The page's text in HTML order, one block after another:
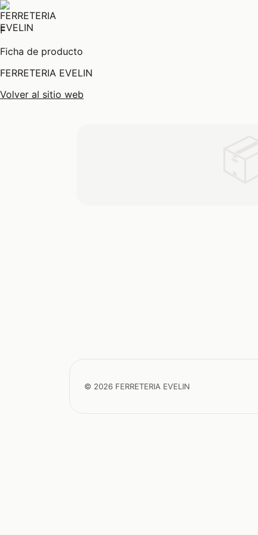
F
Ficha de producto
FERRETERIA EVELIN
Volver al sitio web
© 2026 FERRETERIA EVELIN